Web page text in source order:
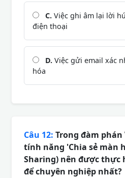
C. Việc ghi âm lại lời
điện thoại
D. Việc gửi email xác
hóa
Câu 12: Trong đàm phán
tính năng 'Chia sẻ màn
Sharing) nên được thực
để chuyên nghiệp nhất?